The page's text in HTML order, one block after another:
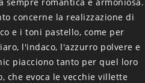
concerne la realizzazione di
e i toni pastello, come per
l'indaco, l'azzurro polvere e
piacciono tanto per quel loro
che evoca le vecchie villette